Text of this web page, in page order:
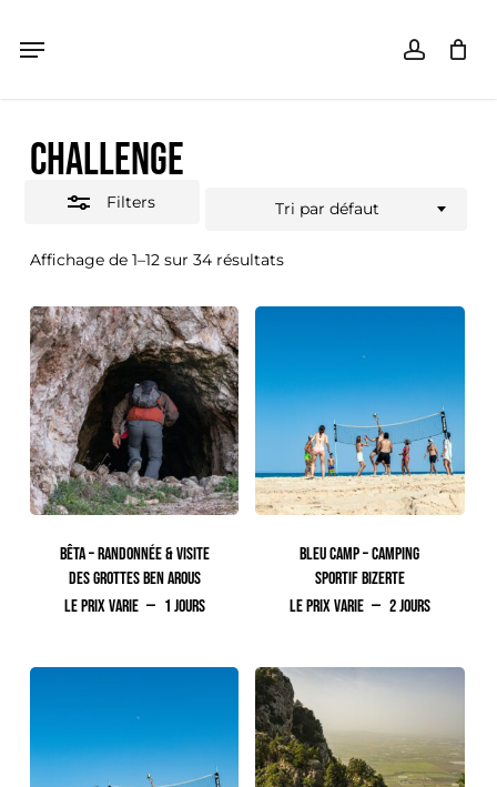
main
content
Menu
Close
CHALLENGE
Filters
Affichage de 1–12 sur 34 résultats
Tri par défaut
Close
BÊTA – RANDONNÉE & VISITE
DES GROTTES BEN AROUS
Le prix varie
1 jours
BLEU CAMP – CAMPING
SPORTIF BIZERTE
Le prix varie
2 jours